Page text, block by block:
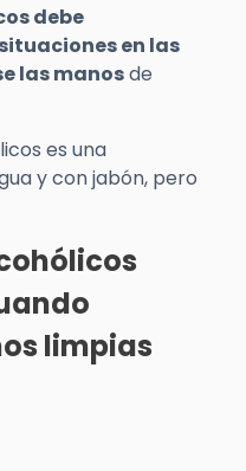
debe
en las
las manosde
es una
y con jabón, pero
limpias